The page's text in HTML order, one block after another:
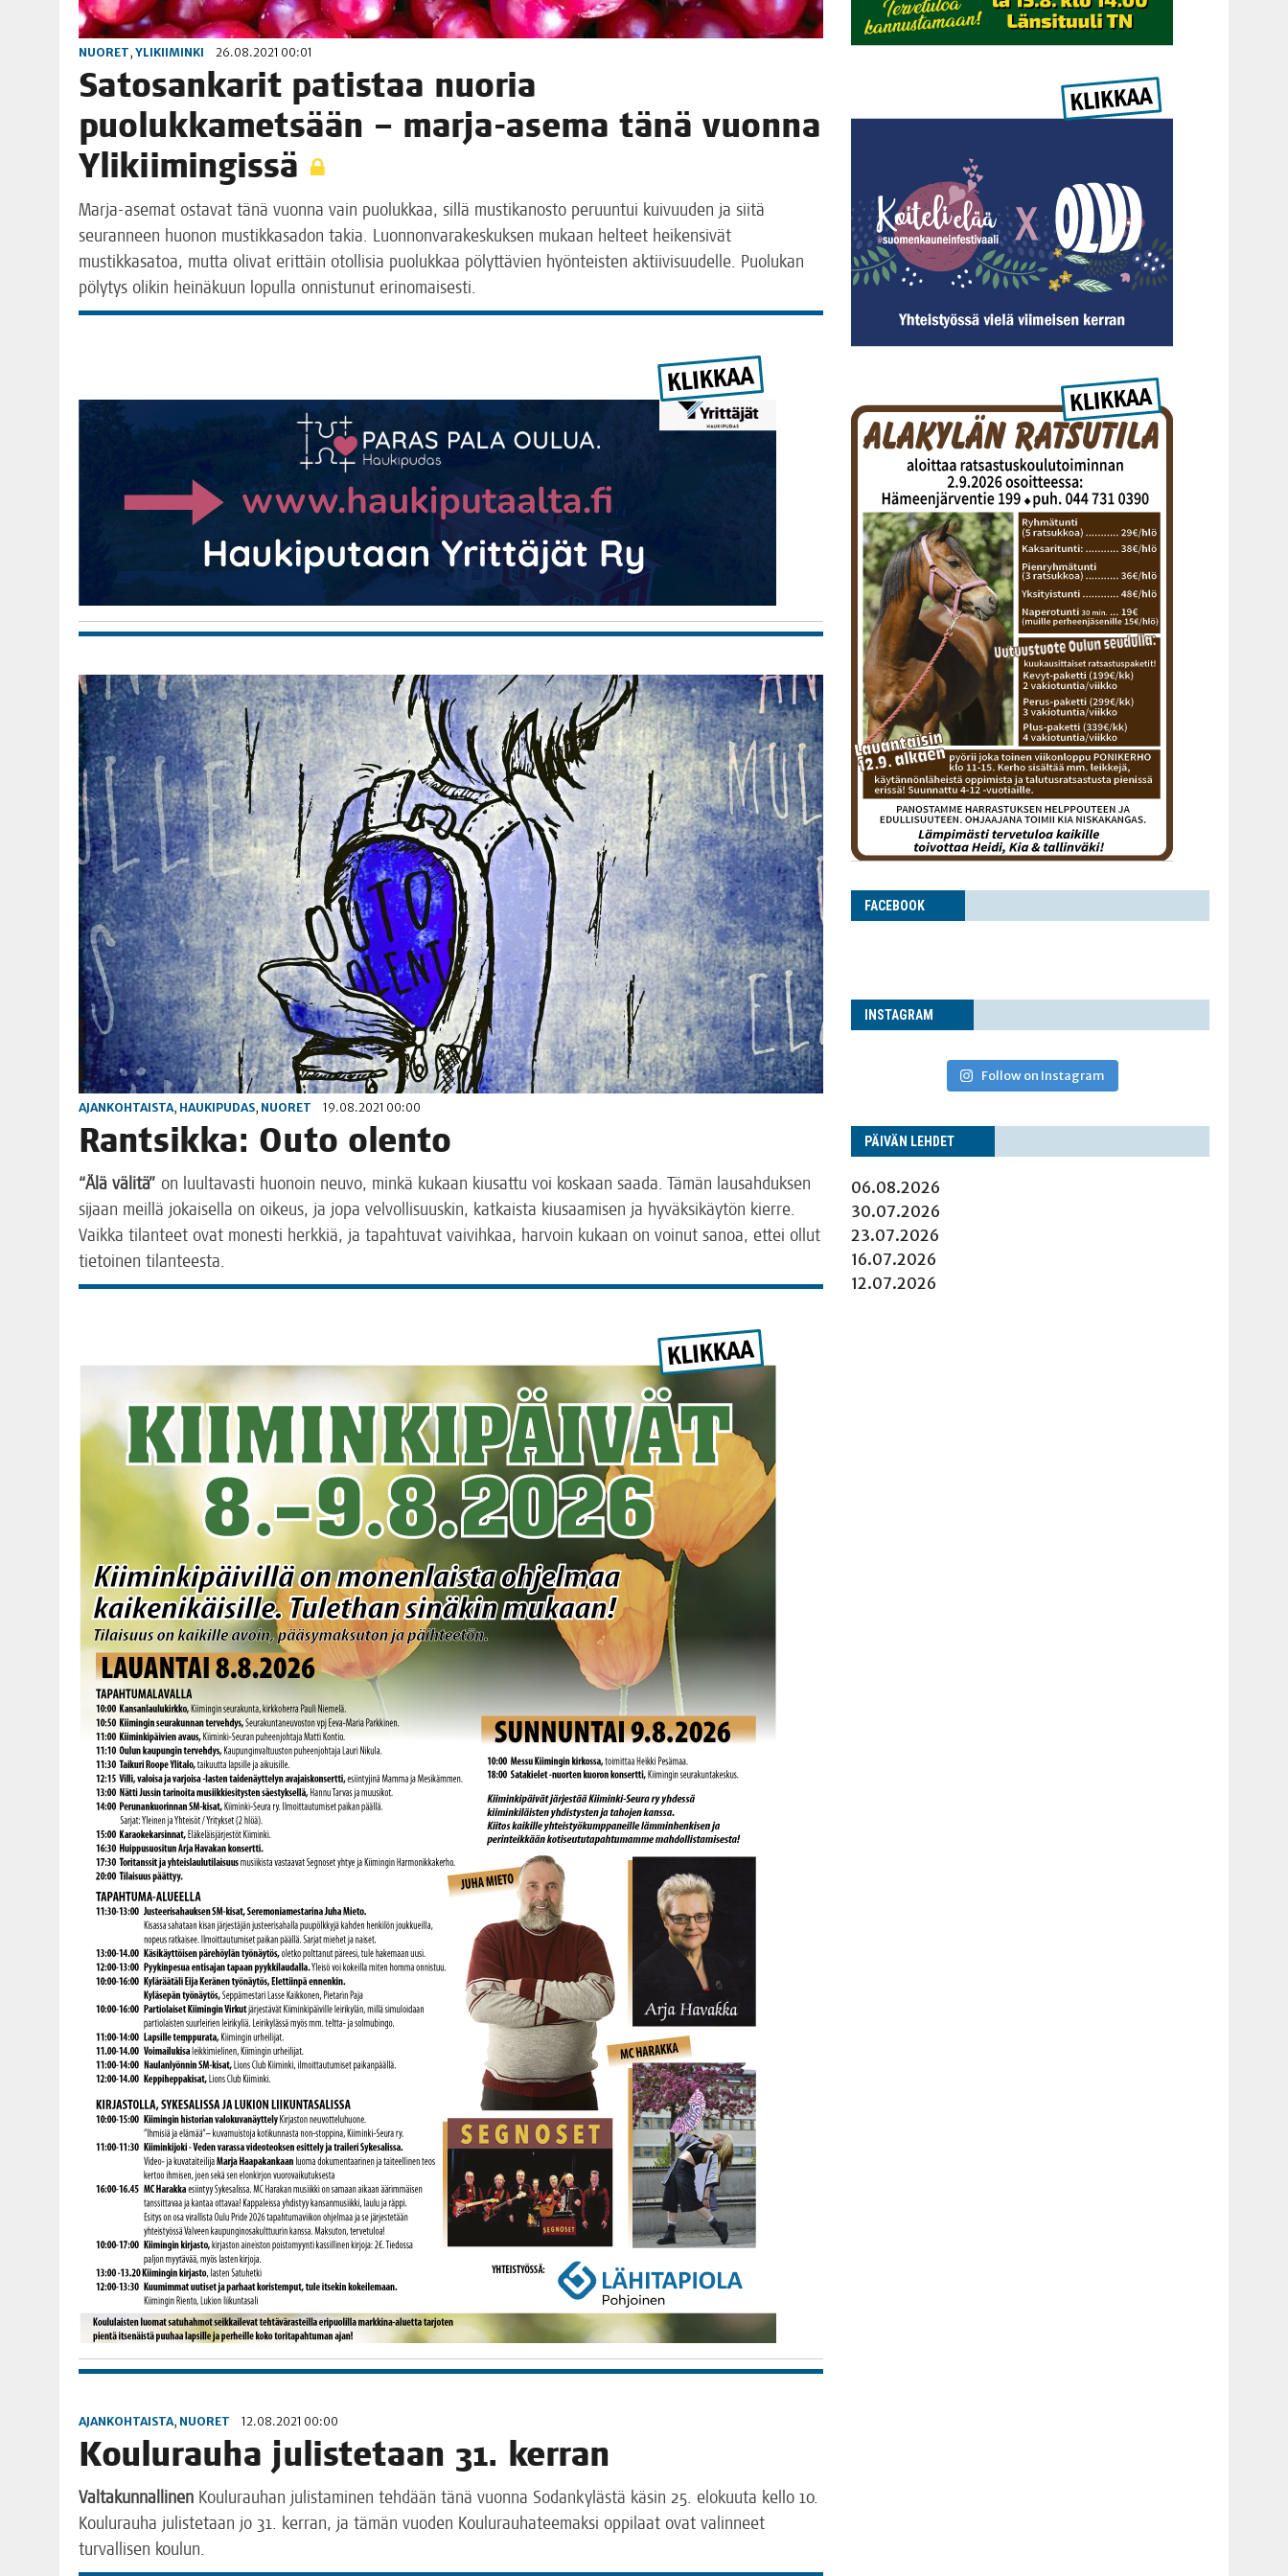
NUORET, YLIKIIMINKI 26.08.2021 00:01
Sato­san­ka­rit patis­taa nuo­ria
puo­luk­ka­met­sään – mar­ja-ase­ma tänä vuon­na
Ylikiimingissä
Mar­ja-ase­mat osta­vat tänä vuon­na vain puo­luk­kaa, sil­lä mus­ti­ka­nos­to peruun­tui kui­vuu­den ja sii­tä
seu­ran­neen huo­non mus­tik­ka­sa­don takia. Luon­non­va­ra­kes­kuk­sen mukaan hel­teet hei­ken­si­vät
mus­tik­ka­sa­toa, mut­ta oli­vat erit­täin otol­li­sia puo­luk­kaa pölyt­tä­vien hyön­teis­ten aktii­vi­suu­del­le. Puo­lu­kan
pöly­tys oli­kin hei­nä­kuun lopul­la onnis­tu­nut erinomaisesti.
AJANKOHTAISTA, HAUKIPUDAS, NUORET 19.08.2021 00:00
Rant­sik­ka: Outo olento
“Älä väli­tä” on luul­ta­vas­ti huo­noin neu­vo, min­kä kukaan kiusat­tu voi kos­kaan saa­da. Tämän lausah­duk­sen
sijaan meil­lä jokai­sel­la on oikeus, ja jopa vel­vol­li­suus­kin, kat­kais­ta kiusaa­mi­sen ja hyväk­si­käy­tön kier­re.
Vaik­ka tilan­teet ovat mones­ti herk­kiä, ja tapah­tu­vat vai­vih­kaa, har­voin kukaan on voi­nut sanoa, ettei ollut
tie­toi­nen tilanteesta.
AJANKOHTAISTA, NUORET 12.08.2021 00:00
Kou­lu­rau­ha julis­te­taan 31. kerran
Val­ta­kun­nal­li­nen Kou­lu­rau­han julis­ta­mi­nen teh­dään tänä vuon­na Sodan­ky­läs­tä käsin 25. elo­kuu­ta kel­lo 10.
Kou­lu­rau­ha julis­te­taan jo 31. ker­ran, ja tämän vuo­den Kou­lu­rau­ha­tee­mak­si oppi­laat ovat valin­neet
tur­val­li­sen koulun.
FACE­BOOK
INS­TA­GRAM
Follow on Instagram
PÄI­VÄN LEHDET
06.08.2026
30.07.2026
23.07.2026
16.07.2026
12.07.2026